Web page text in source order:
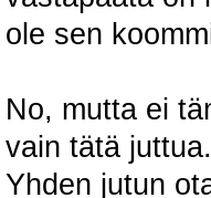
ole sen
No, mutta ei
vain tätä juttua.
Yhden jutun